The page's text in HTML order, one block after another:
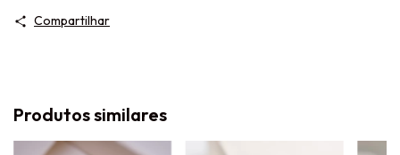
Compartilhar
Produtos similares